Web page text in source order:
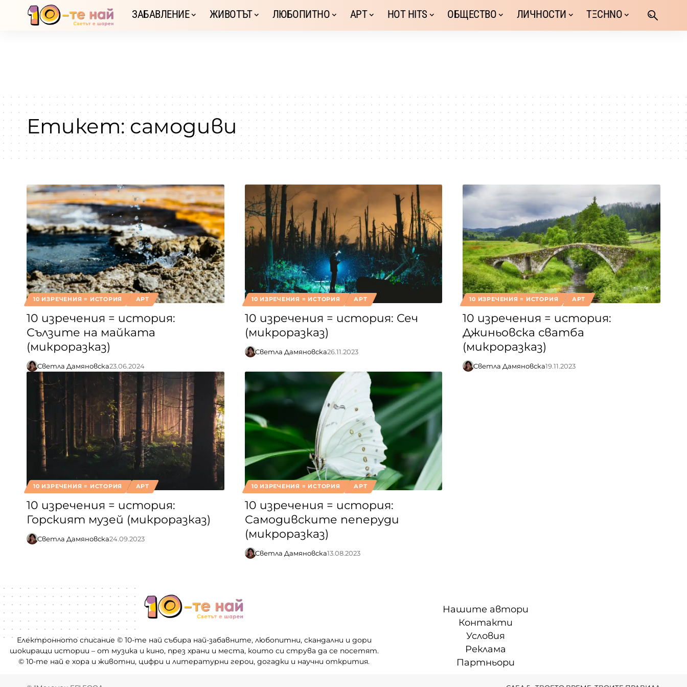
ЗАБАВЛЕНИЕ ЖИВОТЪТ ЛЮБОПИТНО АРТ HOT HITS ОБЩЕСТВО ЛИЧНОСТИ TΞCHNO
Етикет:самодиви
10 ИЗРЕЧЕНИЯ = ИСТОРИЯ АРТ
10 изречения = история:
Сълзите на майката
(микроразказ)
Светла Дамяновска23.06.2024
10 ИЗРЕЧЕНИЯ = ИСТОРИЯ АРТ
10 изречения = история: Сеч
(микроразказ)
Светла Дамяновска26.11.2023
10 ИЗРЕЧЕНИЯ = ИСТОРИЯ АРТ
10 изречения = история:
Джиньовска сватба
(микроразказ)
Светла Дамяновска19.11.2023
10 ИЗРЕЧЕНИЯ = ИСТОРИЯ АРТ
10 изречения = история:
Горският музей (микроразказ)
Светла Дамяновска24.09.2023
10 ИЗРЕЧЕНИЯ = ИСТОРИЯ АРТ
10 изречения = история:
Самодивските пеперуди
(микроразказ)
Светла Дамяновска13.08.2023
Електронното списание © 10-те най събира най-забавните, любопитни, скандални и дори
шокиращи истории – от музика и кино, през храни и места, които си струва да се посетят.
© 10-те най е хора и животни, цифри и литературни герои, догадки и научни открития.
Нашите автори
Контакти
Условия
Реклама
Партньори